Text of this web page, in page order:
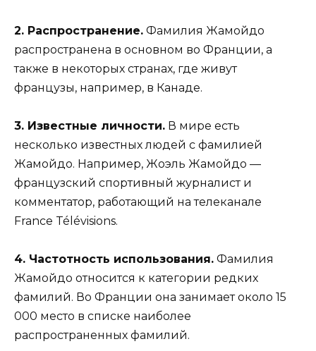
2. Распространение. Фамилия Жамойдо
распространена в основном во Франции, а
также в некоторых странах, где живут
французы, например, в Канаде.
3. Известные личности. В мире есть
несколько известных людей с фамилией
Жамойдо. Например, Жоэль Жамойдо —
французский спортивный журналист и
комментатор, работающий на телеканале
France Télévisions.
4. Частотность использования. Фамилия
Жамойдо относится к категории редких
фамилий. Во Франции она занимает около 15
000 место в списке наиболее
распространенных фамилий.